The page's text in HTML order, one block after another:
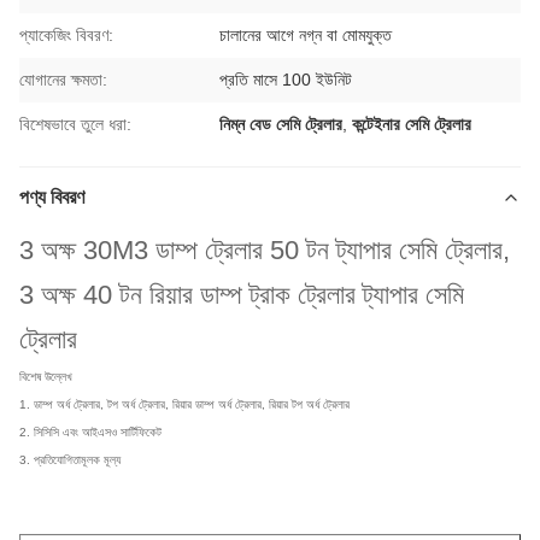
প্যাকেজিং বিবরণ: চালানের আগে নগ্ন বা মোমযুক্ত
যোগানের ক্ষমতা: প্রতি মাসে 100 ইউনিট
বিশেষভাবে তুলে ধরা: নিম্ন বেড সেমি ট্রেলার ,কন্টেইনার সেমি ট্রেলার
পণ্য বিবরণ
3 অক্ষ 30M3 ডাম্প ট্রেলার 50 টন ট্যাপার সেমি ট্রেলার,
3 অক্ষ 40 টন রিয়ার ডাম্প ট্রাক ট্রেলার ট্যাপার সেমি
ট্রেলার
বিশেষ উল্লেখ
1. ডাম্প অর্ধ ট্রেলার, টপ অর্ধ ট্রেলার, রিয়ার ডাম্প অর্ধ ট্রেলার, রিয়ার টপ অর্ধ ট্রেলার
2. সিসিসি এবং আইএসও সার্টিফিকেট
3. প্রতিযোগিতামূলক মূল্য